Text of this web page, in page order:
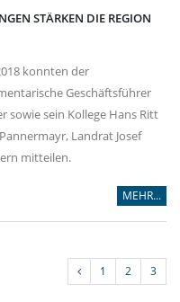
STÄRKEN DIE REGION
konnten der
Geschäftsführer
sowie sein Kollege Hans Ritt
Landrat Josef
mitteilen.
MEHR...
1 2 3